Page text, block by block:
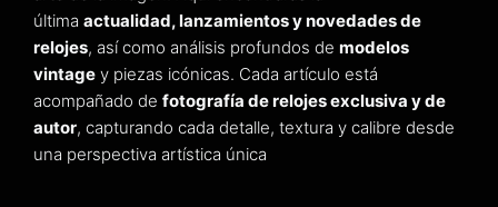
última actualidad, lanzamientos y novedades de
relojes, así como análisis profundos de modelos
vintage y piezas icónicas. Cada artículo está
acompañado de fotografía de relojes exclusiva y de
autor, capturando cada detalle, textura y calibre desde
una perspectiva artística única